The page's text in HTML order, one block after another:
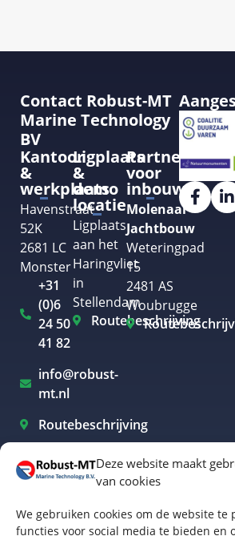
Deze website maakt
van cookies
We gebruiken cookies om de website te
functies voor social media te bieden en
Contact Robust-MT
Marine Technology
BV
Kantoor
&
werkplaats
Havenstraat
52K
2681 LC
Monster
+31
(0)6
24 50
41 82
info@robust-
mt.nl
Routebeschrijving
Ligplaats
&
demo
locatie
Ligplaats
aan het
Haringvliet
in
Stellendam
Routebeschrijving
Partner
voor
inbouw
Molenaar
Jachtbouw
Weteringpad
15
2481 AS
Woubrugge
Elektrisch varen Westland
Elektrisch varen Rotterdam